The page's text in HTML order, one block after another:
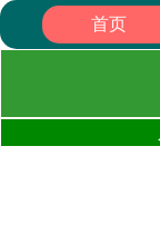
首页